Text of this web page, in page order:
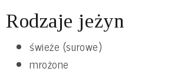
Rodzaje jeżyn
świeże (surowe)
mrożone